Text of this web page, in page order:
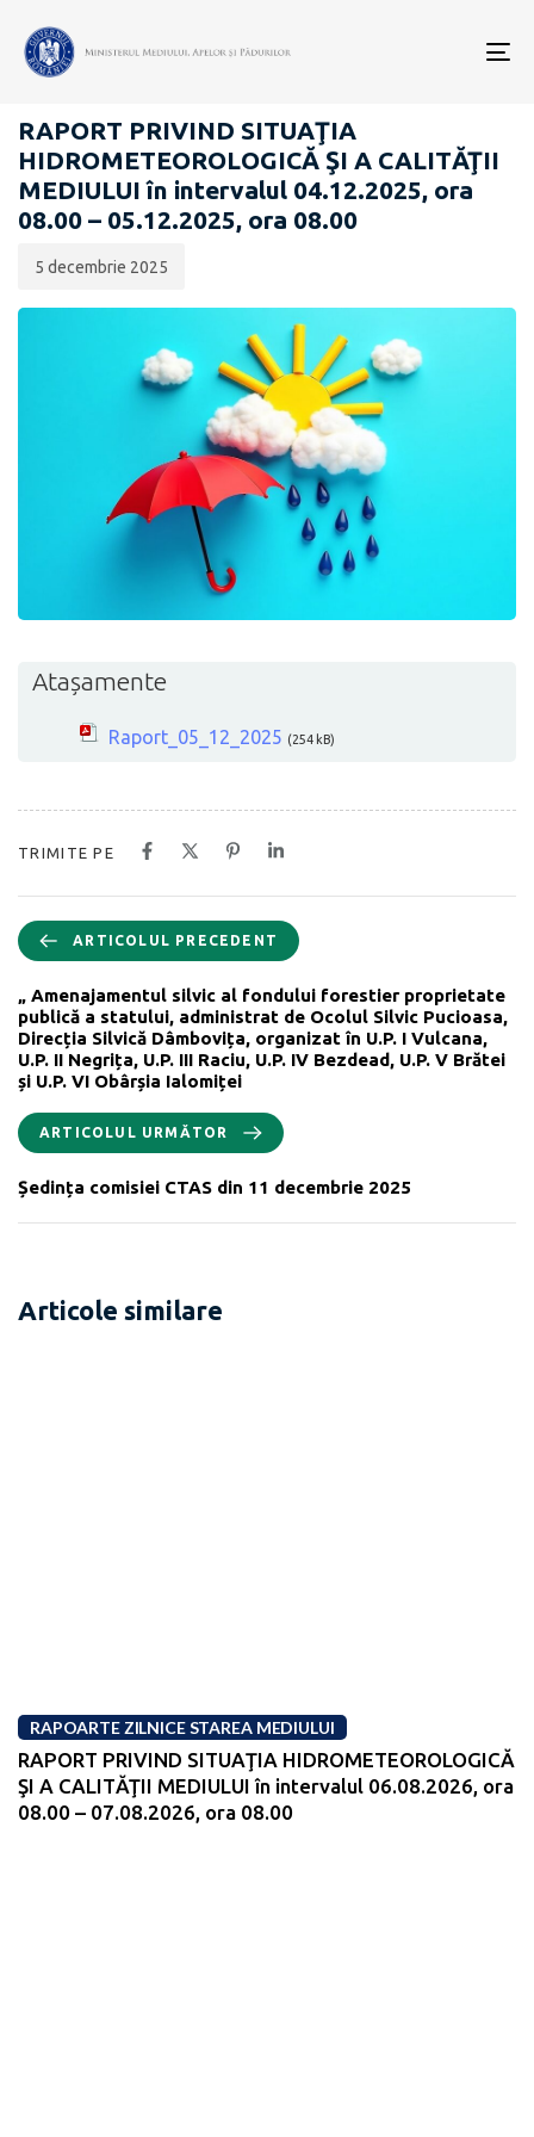
RAPOARTE ZILNICE STAREA MEDIULUI
RAPORT PRIVIND SITUAŢIA
HIDROMETEOROLOGICĂ ŞI A CALITĂŢII
MEDIULUI în intervalul 04.12.2025, ora
08.00 – 05.12.2025, ora 08.00
publicării:
5 decembrie 2025
Atașamente
Raport_05_12_2025 (254 kB)
TRIMITE PE
ARTICOLUL PRECEDENT
„ Amenajamentul silvic al fondului forestier proprietate
publică a statului, administrat de Ocolul Silvic Pucioasa,
Direcția Silvică Dâmbovița, organizat în U.P. I Vulcana,
U.P. II Negrița, U.P. III Raciu, U.P. IV Bezdead, U.P. V Brătei
și U.P. VI Obârșia Ialomiței
ARTICOLUL URMĂTOR
Ședința comisiei CTAS din 11 decembrie 2025
Articole similare
RAPOARTE ZILNICE STAREA MEDIULUI
RAPORT PRIVIND SITUAŢIA HIDROMETEOROLOGICĂ
ŞI A CALITĂŢII MEDIULUI în intervalul 06.08.2026, ora
08.00 – 07.08.2026, ora 08.00